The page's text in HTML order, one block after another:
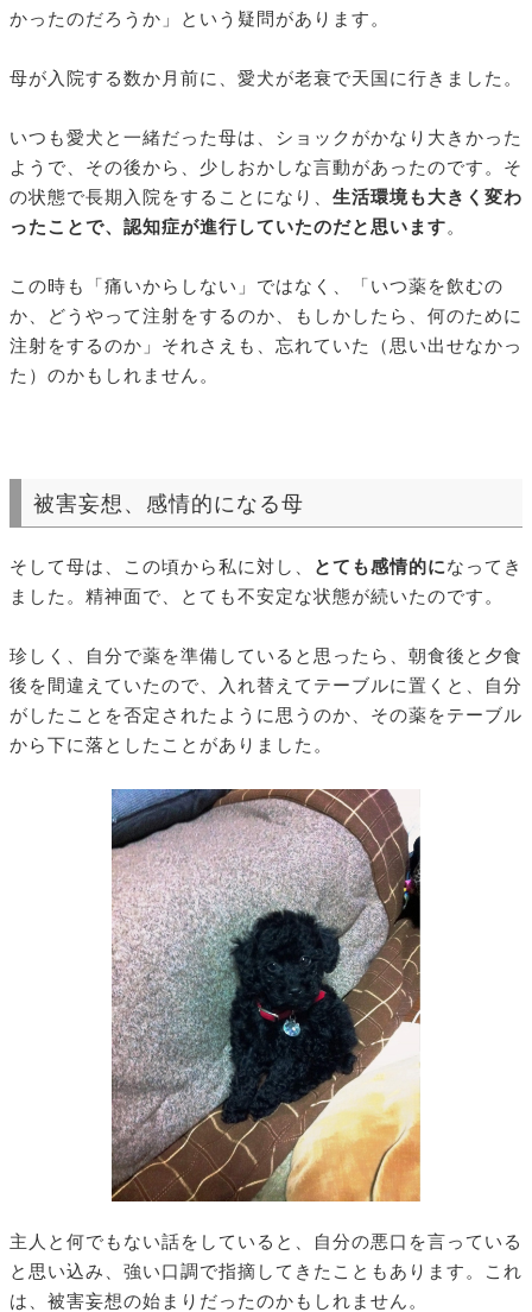
かったのだろうか」という疑問があります。
母が入院する数か月前に、愛犬が老衰で天国に行きました。
いつも愛犬と一緒だった母は、ショックがかなり大きかった
ようで、その後から、少しおかしな言動があったのです。そ
の状態で長期入院をすることになり、 生活環境も大きく変わ
ったことで、認知症が進行していたのだと思います。
この時も「痛いからしない」ではなく、「いつ薬を飲むの
か、どうやって注射をするのか、もしかしたら、何のために
注射をするのか」それさえも、忘れていた（思い出せなかっ
た）のかもしれません。
被害妄想、感情的になる母
そして母は、この頃から私に対し、 とても感情的になってき
ました。精神面で、とても不安定な状態が続いたのです。
珍しく、自分で薬を準備していると思ったら、朝食後と夕食
後を間違えていたので、入れ替えてテーブルに置くと、自分
がしたことを否定されたように思うのか、その薬をテーブル
から下に落としたことがありました。
主人と何でもない話をしていると、自分の悪口を言っている
と思い込み、強い口調で指摘してきたこともあります。これ
は、被害妄想の始まりだったのかもしれません。